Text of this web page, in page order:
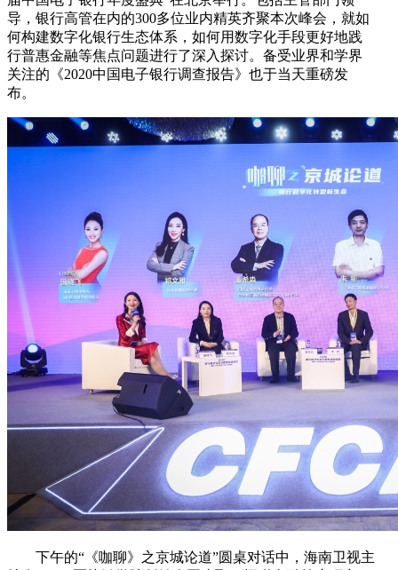
导，银行高管在内的300多位业内精英齐聚本次峰会，就如
何构建数字化银行生态体系，如何用数字化手段更好地践
行普惠金融等焦点问题进行了深入探讨。备受业界和学界
关注的《2020中国电子银行调查报告》也于当天重磅发
布。
下午的“《咖聊》之京城论道”圆桌对话中，海南卫视主